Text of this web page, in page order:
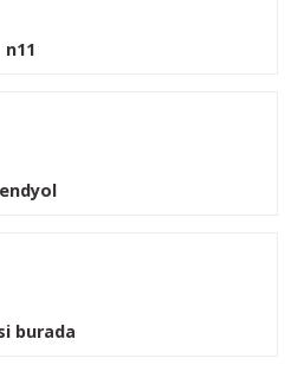
n11
burada